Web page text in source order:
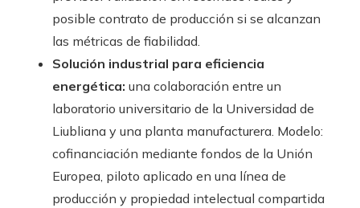
posible contrato de producción si se alcanzan
las métricas de fiabilidad.
Solución industrial para eficiencia
energética: una colaboración entre un
laboratorio universitario de la Universidad de
Liubliana y una planta manufacturera. Modelo:
cofinanciación mediante fondos de la Unión
Europea, piloto aplicado en una línea de
producción y propiedad intelectual compartida